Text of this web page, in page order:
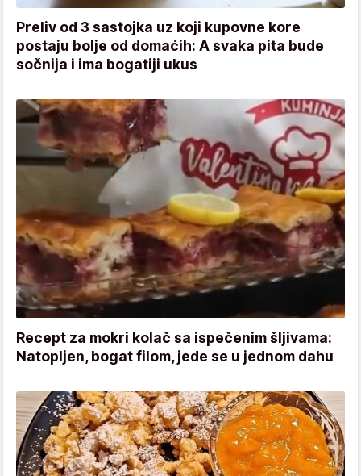
Preliv od 3 sastojka uz koji kupovne kore
postaju bolje od domaćih: A svaka pita bude
sočnija i ima bogatiji ukus
Recept za mokri kolač sa ispečenim šljivama:
Natopljen, bogat filom, jede se u jednom dahu